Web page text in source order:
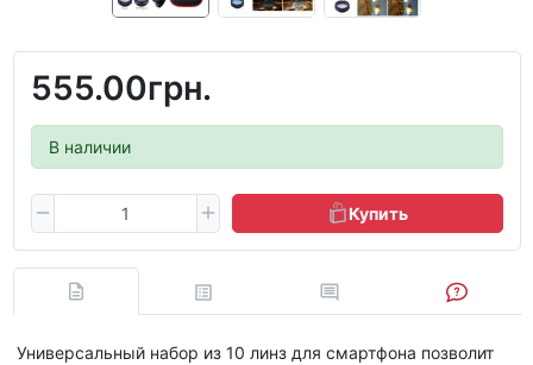
555.00грн.
В наличии
Купить
Универсальный набор из 10 линз для смартфона позволит